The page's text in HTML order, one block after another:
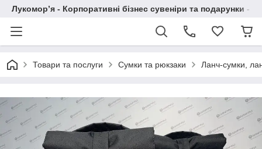
Лукомор’я - Корпоративні бізнес сувеніри та подарунки -
Товари та послуги Сумки та рюкзаки Ланч-сумки,